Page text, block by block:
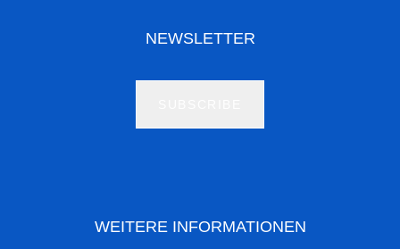
NEWSLETTER
WEITERE INFORMATIONEN